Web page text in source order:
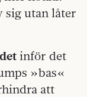
sig utan låter
inför det
»bas«
att